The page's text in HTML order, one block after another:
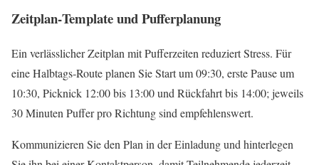
Zeitplan‑Template und Pufferplanung
Ein verlässlicher Zeitplan mit Pufferzeiten reduziert Stress. Für
eine Halbtags‑Route planen Sie Start um 09:30, erste Pause um
10:30, Picknick 12:00 bis 13:00 und Rückfahrt bis 14:00; jeweils
30 Minuten Puffer pro Richtung sind empfehlenswert.
Kommunizieren Sie den Plan in der Einladung und hinterlegen